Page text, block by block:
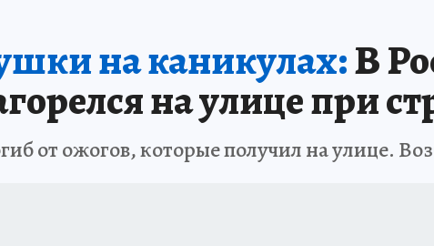
на каникулах:В
на улице при
от ожогов, которые получил на улице.